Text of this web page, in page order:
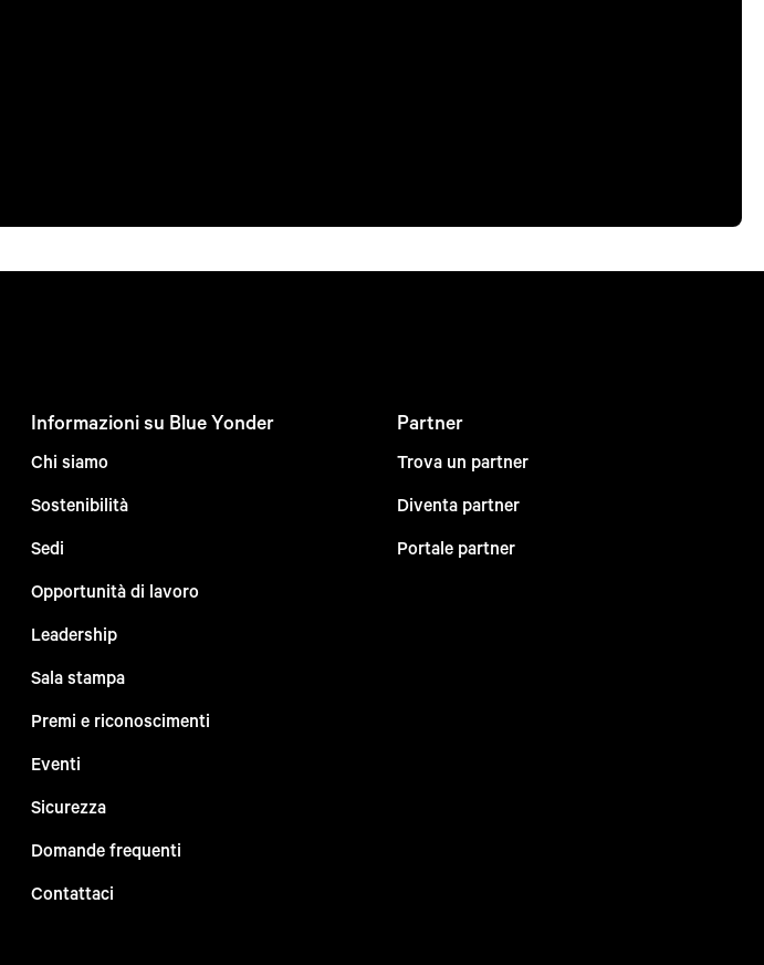
Informazioni su Blue Yonder
Chi siamo
Sostenibilità
Sedi
Opportunità di lavoro
Leadership
Sala stampa
Premi e riconoscimenti
Eventi
Sicurezza
Domande frequenti
Contattaci
Partner
Trova un partner
Diventa partner
Portale partner